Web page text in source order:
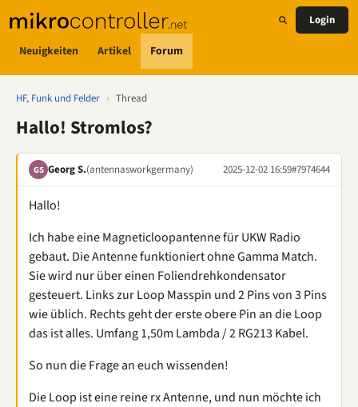
Neuigkeiten Artikel Forum
Login
HF, Funk und Felder › Thread
Hallo! Stromlos?
GS Georg S.(antennasworkgermany) 2025-12-02 16:59#7974644
Hallo!
Ich habe eine Magneticloopantenne für UKW Radio
gebaut. Die Antenne funktioniert ohne Gamma Match.
Sie wird nur über einen Foliendrehkondensator
gesteuert. Links zur Loop Masspin und 2 Pins von 3 Pins
wie üblich. Rechts geht der erste obere Pin an die Loop
das ist alles. Umfang 1,50m Lambda / 2 RG213 Kabel.
So nun die Frage an euch wissenden!
Die Loop ist eine reine rx Antenne, und nun möchte ich